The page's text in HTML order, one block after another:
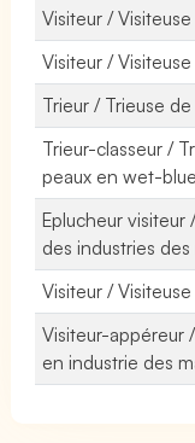
Visiteur /
Visiteur /
Trieur / Trieuse
Trieur-classeur /
peaux en wet-blue
Eplucheur visiteur
des industries
Visiteur /
Visiteur-appéreur
en industrie des